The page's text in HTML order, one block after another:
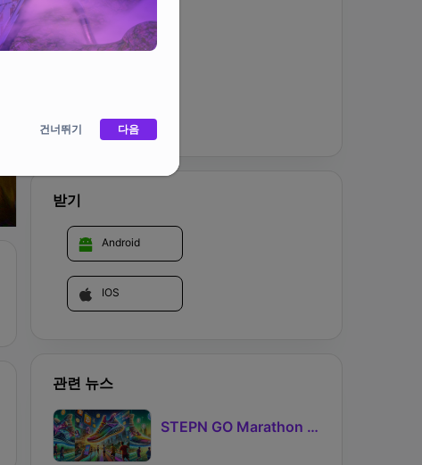
건너뛰기 다음
strong monsters, collect rewards and
synthesize materials into exclusive powerful
props, explore the mysterious Valtower with
받기
Android
IOS
관련 뉴스
STEPN GO Marathon Challenge Season 3: Sign-Ups Live With Teams and Missed-Day Insurance